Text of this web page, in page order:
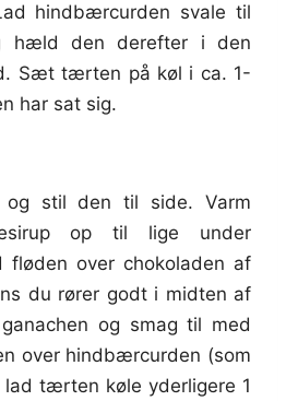
hindbærcurden svale til
hæld den derefter i den
Sæt tærten på køl i ca. 1-
har sat sig.
og stil den til side. Varm
op til lige under
fløden over chokoladen af
du rører godt i midten af
og smag til med
over hindbærcurden (som
tærten køle yderligere 1